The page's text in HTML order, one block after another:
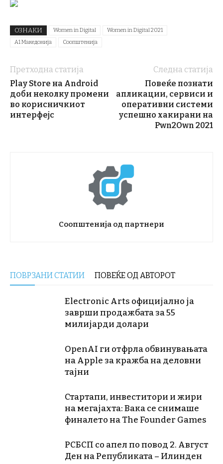
ОЗНАКИ Women in Digital
Women in Digital 2021
А1 Македонија
Соопштенија
Претходна статија
Play Store на Android
доби неколку промени
во корисничкиот
интерфејс
Следна статија
Повеќе познати
апликации, сервиси и
оперативни системи
успешно хакирани на
Pwn2Own 2021
Соопштенија од партнери
ПОВРЗАНИ СТАТИИ ПОВЕЌЕ ОД АВТОРОТ
Electronic Arts официјално ја
заврши продажбата за 55
милијарди долари
OpenAI ги отфрла обвинувањата
на Apple за кражба на деловни
тајни
Стартапи, инвеститори и жири
на мегајахта: Вака се снимаше
финалето на The Founder Games
РСБСП со апел по повод 2. Август
Ден на Републиката – Илинден